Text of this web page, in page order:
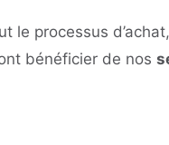
le processus
bénéficier de nos